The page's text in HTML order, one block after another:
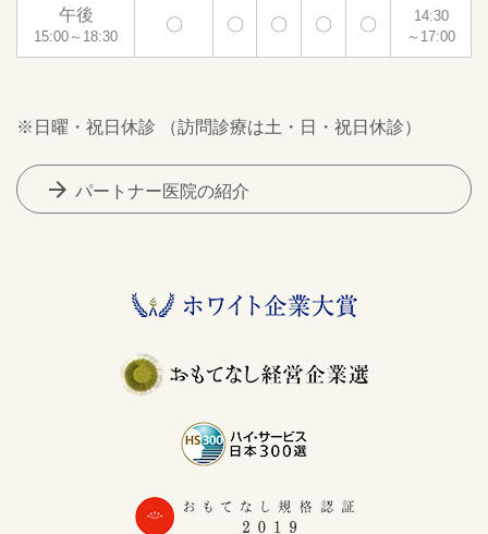
午後
15:00～18:30
〇 〇 〇 〇 〇
14:30
～17:00
※日曜・祝日休診 （訪問診療は土・日・祝日休診）
arrow_forward パートナー医院の紹介